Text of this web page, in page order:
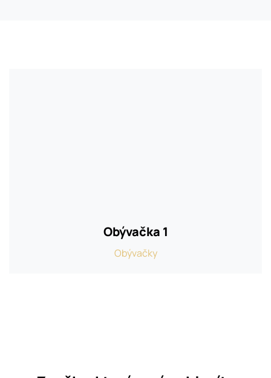
Obývačka 1
Obývačky